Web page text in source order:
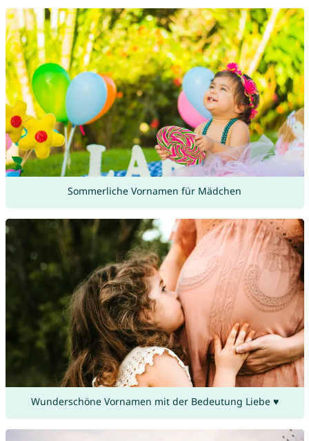
Sommerliche Vornamen für Mädchen
Wunderschöne Vornamen mit der Bedeutung Liebe ♥